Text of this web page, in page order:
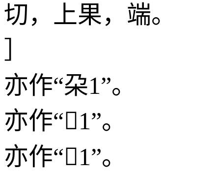
切，上果，端。
亦作“朶1”。
亦作“1”。
亦作“1”。